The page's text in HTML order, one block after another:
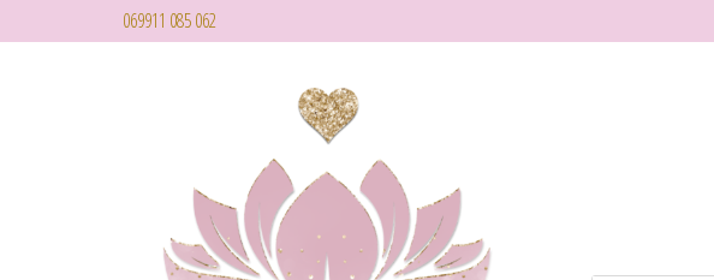
069911 085 062